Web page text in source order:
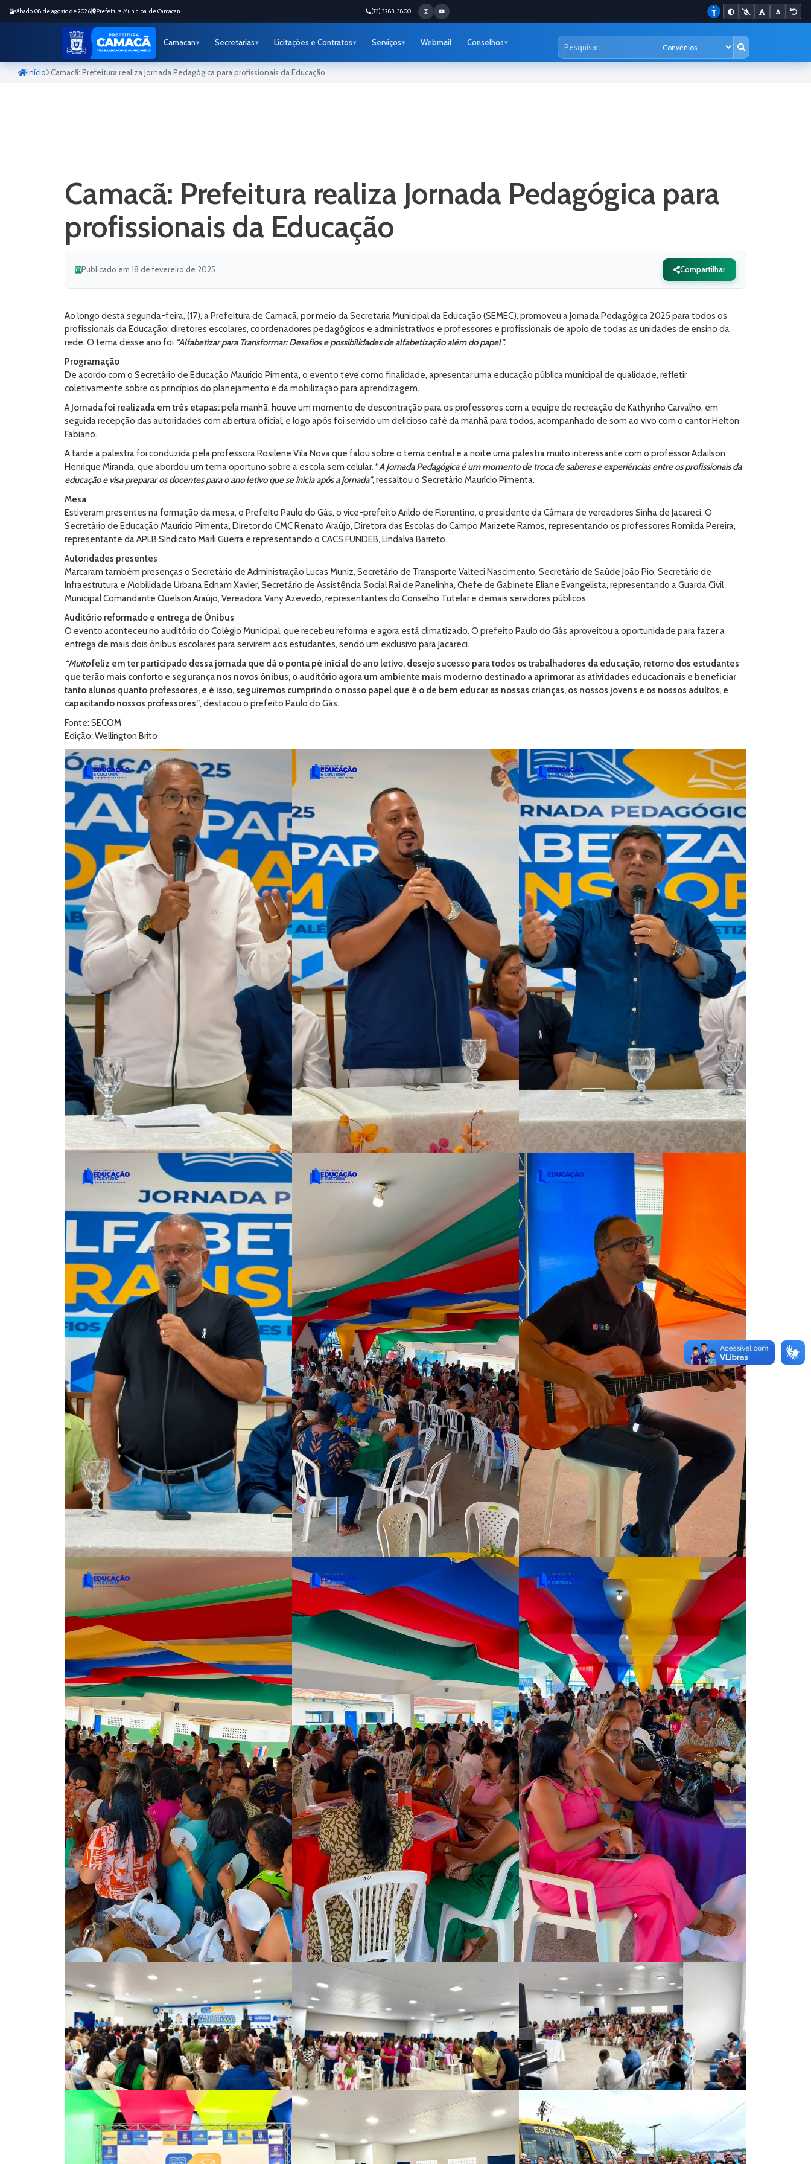
sábado, 08 de agosto de 2026 Prefeitura Municipal de Camacan (73) 3283-3800
Camacan Secretarias Licitações e Contratos Serviços Webmail Conselhos
Início Camacã: Prefeitura realiza Jornada Pedagógica para profissionais da Educação
Camacã: Prefeitura realiza Jornada Pedagógica para
profissionais da Educação
Publicado em 18 de fevereiro de 2025 Compartilhar
Ao longo desta segunda-feira, (17), a Prefeitura de Camacã, por meio da Secretaria Municipal da Educação (SEMEC), promoveu a Jornada Pedagógica 2025 para todos os
profissionais da Educação; diretores escolares, coordenadores pedagógicos e administrativos e professores e profissionais de apoio de todas as unidades de ensino da
rede. O tema desse ano foi “Alfabetizar para Transformar: Desafios e possibilidades de alfabetização além do papel”.
Programação
De acordo com o Secretário de Educação Maurício Pimenta, o evento teve como finalidade, apresentar uma educação pública municipal de qualidade, refletir
coletivamente sobre os princípios do planejamento e da mobilização para aprendizagem.
A Jornada foi realizada em três etapas:pela manhã, houve um momento de descontração para os professores com a equipe de recreação de Kathynho Carvalho, em
seguida recepção das autoridades com abertura oficial, e logo após foi servido um delicioso café da manhã para todos, acompanhado de som ao vivo com o cantor Helton
Fabiano.
A tarde a palestra foi conduzida pela professora Rosilene Vila Nova que falou sobre o tema central e a noite uma palestra muito interessante com o professor Adailson
Henrique Miranda, que abordou um tema oportuno sobre a escola sem celular. “A Jornada Pedagógica é um momento de troca de saberes e experiências entre os profissionais da
educação e visa preparar os docentes para o ano letivo que se inicia após a jornada”, ressaltou o Secretário Maurício Pimenta.
Mesa
Estiveram presentes na formação da mesa, o Prefeito Paulo do Gás, o vice-prefeito Arildo de Florentino, o presidente da Câmara de vereadores Sinha de Jacareci, O
Secretário de Educação Maurício Pimenta, Diretor do CMC Renato Araújo, Diretora das Escolas do Campo Marizete Ramos, representando os professores Romilda Pereira,
representante da APLB Sindicato Marli Guerra e representando o CACS FUNDEB, Lindalva Barreto.
Autoridades presentes
Marcaram também presenças o Secretário de Administração Lucas Muniz, Secretário de Transporte Valteci Nascimento, Secretário de Saúde João Pio, Secretário de
Infraestrutura e Mobilidade Urbana Ednam Xavier, Secretário de Assistência Social Rai de Panelinha, Chefe de Gabinete Eliane Evangelista, representando a Guarda Civil
Municipal Comandante Quelson Araújo, Vereadora Vany Azevedo, representantes do Conselho Tutelar e demais servidores públicos.
Auditório reformado e entrega de Ônibus
O evento aconteceu no auditório do Colégio Municipal, que recebeu reforma e agora está climatizado. O prefeito Paulo do Gás aproveitou a oportunidade para fazer a
entrega de mais dois ônibus escolares para servirem aos estudantes, sendo um exclusivo para Jacareci.
“Muitofeliz em ter participado dessa jornada que dá o ponta pé inicial do ano letivo, desejo sucesso para todos os trabalhadores da educação, retorno dos estudantes
que terão mais conforto e segurança nos novos ônibus, o auditório agora um ambiente mais moderno destinado a aprimorar as atividades educacionais e beneficiar
tanto alunos quanto professores, e é isso, seguiremos cumprindo o nosso papel que é o de bem educar as nossas crianças, os nossos jovens e os nossos adultos, e
capacitando nossos professores”, destacou o prefeito Paulo do Gás.
Fonte: SECOM
Edição: Wellington Brito